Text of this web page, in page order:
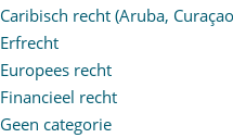
Caribisch recht (Aruba,
Erfrecht
Europees recht
Financieel recht
Geen categorie